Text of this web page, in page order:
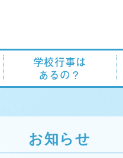
学校行事は
あるの？
お知らせ